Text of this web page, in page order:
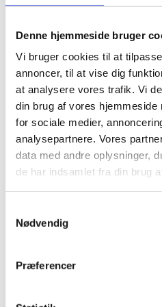
Denne hjemmeside bruger
Vi bruger cookies til at
annoncer, til at vise dig
at analysere vores trafik. Vi
din brug af vores hjemmeside
for sociale medier,
analysepartnere. Vores
data med andre oplysninger,
de har indsamlet fra din brug
Nødvendig
Præferencer
faktiske fordelinger for de
medtages ikke
i kvote 1 i Danmark er
adgangsgivende
Hvis uddannelseslandet
karakterstatistik:
For udvalgte lande
baseres omregningen
fra tidligere års
Tilmelding (KOT).
karakterfordeling